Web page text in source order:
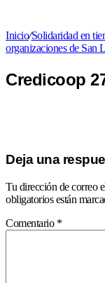
Inicio/Solidaridad en
organizaciones de San
Credicoop
Deja una
Tu dirección de correo
obligatorios están
Comentario *